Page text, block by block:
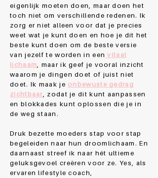
eigenlijk moeten doen, maar doen het
toch niet om verschillende redenen. Ik
zorg er niet alleen voor dat je precies
weet wat je kunt doen en hoe je dit het
beste kunt doen om de beste versie
van jezelf te worden in een vitaal
lichaam , maar ik geef je vooral inzicht
waarom je dingen doet of juist niet
doet. Ik maak je onbewuste gedrag
zichtbaar , zodat je dit kunt aanpassen
en blokkades kunt oplossen die je in
de weg staan.
Druk bezette moeders stap voor stap
begeleiden naar hun droomlichaam. En
daarnaast streef ik naar hét ultieme
geluksgevoel creëren voor ze. Yes, als
ervaren lifestyle coach,